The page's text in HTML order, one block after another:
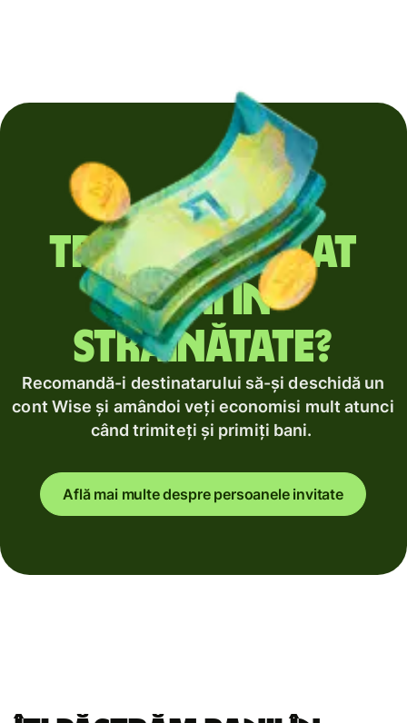
Trimiți regulat
bani în
străinătate?
Recomandă-i destinatarului să-și deschidă un
cont Wise și amândoi veți economisi mult atunci
când trimiteți și primiți bani.
Află mai multe despre persoanele invitate